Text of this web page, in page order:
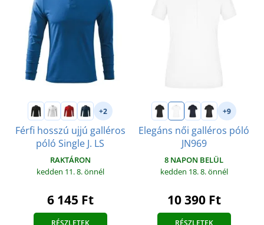
+2
Férfi hosszú ujjú galléros
póló Single J. LS
RAKTÁRON
kedden 11. 8.önnél
6 145 Ft
+9
Elegáns női galléros póló
JN969
8 NAPON BELÜL
kedden 18. 8.önnél
10 390 Ft